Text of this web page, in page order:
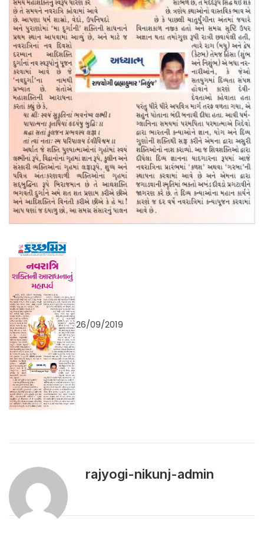
26/09/2019
rajyogi-nikunj-admin